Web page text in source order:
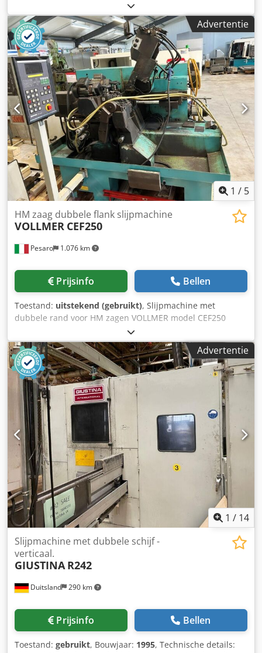
werkstations Slijpschijfdiameter: 1x 100; 1x 150; 2x 200 mm
Slijpschijfsnelheid: ca. 1400/2800 tpm Motorvermogen: ca.
1 kW Netspanning: 380 Volt, 50 Hz - 3x oscillerende
slijptafel - alle 3 werkstations met zwenkbare tafels,
instelling via handwiel - één werkstation (de 4e) met
zwenkbare en kantelbare tafel, instelling via handwiel
Codpfxedz Srke Aguorf - 1 stuk diamantslijpschijf Ø 100
mm gemonteerd (sterk versleten) - 2 stuks
korundslijpschijf gemonteerd Ø 200 mm - Rechts- en
linksdraaiende werking op elke station -
Koelmiddelvoorziening in de machinevoet Benodigde
ruimte L x B x H 1100 x 1000 x 1300 mm Gewicht: ca. 450 kg
In goede staat
Advertentie
1 / 5
Pesaro 1.076 km
HM zaag dubbele flank slijpmachine
VOLLMER CEF250
Prijsinfo Bellen
Toestand: uitstekend (gebruikt), Slijpmachine met
dubbele rand voor HM zagen VOLLMER model CEF250
Advertentie
1 / 14
Duitsland 290 km
Slijpmachine met dubbele schijf -
verticaal.
GIUSTINA R242
Prijsinfo Bellen
Toestand: gebruikt, Bouwjaar: 1995, Technische details: